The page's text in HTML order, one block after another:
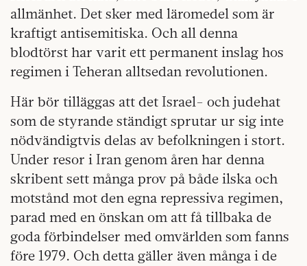
allmänhet. Det sker med läromedel som är
kraftigt antisemitiska. Och all denna
blodtörst har varit ett permanent inslag hos
regimen i Teheran alltsedan revolutionen.
Här bör tilläggas att det Israel- och judehat
som de styrande ständigt sprutar ur sig inte
nödvändigtvis delas av befolkningen i stort.
Under resor i Iran genom åren har denna
skribent sett många prov på både ilska och
motstånd mot den egna repressiva regimen,
parad med en önskan om att få tillbaka de
goda förbindelser med omvärlden som fanns
före 1979. Och detta gäller även många i de